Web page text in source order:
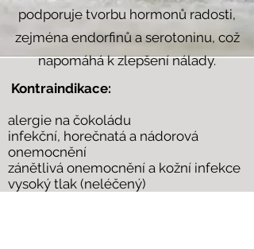
podporuje tvorbu hormonů radosti,
zejména endorfinů a serotoninu, což
napomáhá k zlepšení nálady.
Kontraindikace:
alergie na čokoládu
infekční, horečnatá a nádorová
onemocnění
zánětlivá onemocnění a kožní infekce
vysoký tlak (neléčený)